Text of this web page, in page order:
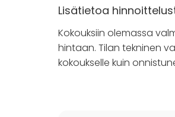
Lisätietoa
Kokouksiin olemassa
hintaan. Tilan tekninen
kokoukselle kuin